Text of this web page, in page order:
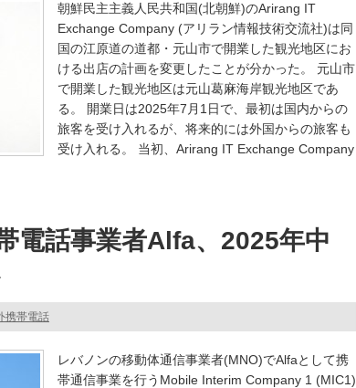
朝鮮民主主義人民共和国(北朝鮮)のArirang IT
Exchange Company (アリラン情報技術交流社)は同
国の江原道の道都・元山市で開業した観光地区にお
ける出店の計画を変更したことが分かった。 元山市
で開業した観光地区は元山葛麻海岸観光地区であ
る。 開業日は2025年7月1日で、最初は国内からの
旅客を受け入れるが、将来的には外国からの旅客も
受け入れる。 当初、Arirang IT Exchange Company
電話事業者Alfa、2025年中
携帯電話
レバノンの移動体通信事業者(MNO)でAlfaとして携
帯通信事業を行うMobile Interim Company 1 (MIC1)